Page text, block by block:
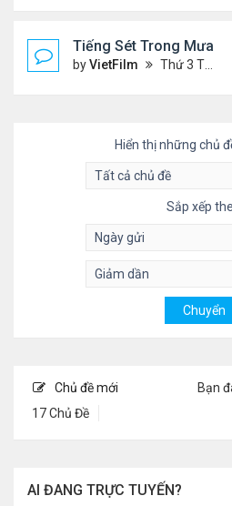
Tiếng Sét Trong Mưa
byVietFilm Thứ 3 Tháng 10 20, 2020 9:50 pm
Hiển thị những chủ
Sắp xếp
Chủ đề mới
17 Chủ Đề
Bạn
AI ĐANG TRỰC TUYẾN?